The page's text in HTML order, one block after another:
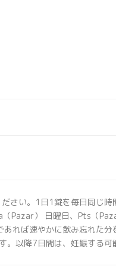
さい。1日1錠を毎日同じ
Pazar） 日曜日、Pts（
れば速やかに飲み忘れた
。以降7日間は、妊娠する